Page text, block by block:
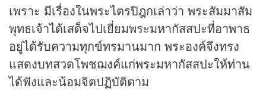
เพราะ มีเรื่องในพระไตรปิฎกเล่าว่า พระสัมมาสัม
พุทธเจ้าได้เสด็จไปเยี่ยมพระมหากัสสปะที่อาพาธ
อยู่ได้รับความทุกข์ทรมานมาก พระองค์จึงทรง
แสดงบทสวดโพชฌงค์แก่พระมหากัสสปะให้ท่าน
ได้ฟังและน้อมจิตปฏิบัติตาม